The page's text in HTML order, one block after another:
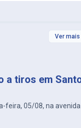
Ver mais
a tiros em
feira, 05/08, na avenida